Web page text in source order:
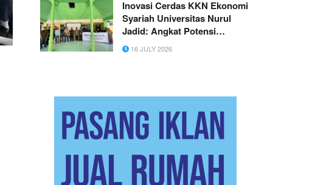
Inovasi Cerdas KKN Ekonomi
Syariah Universitas Nurul
Jadid: Angkat Potensi
Mandiri UMK Pinang Didesa
Prasi Tembus Pasar Ekspor 3
16 JULY 2026